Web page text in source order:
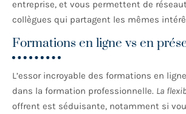
entreprise, et vous permettent de
collègues qui partagent les mêmes
Formations en ligne vs en
L’essor incroyable des formations en
dans la formation professionnelle. La
offrent est séduisante, notamment si